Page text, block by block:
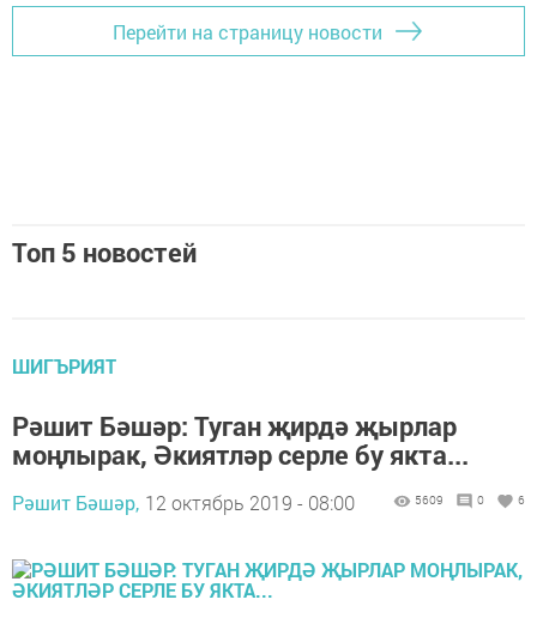
Перейти на страницу новости
Топ 5 новостей
ШИГЪРИЯТ
Рәшит Бәшәр: Туган җирдә җырлар
моңлырак, Әкиятләр серле бу якта...
Рәшит Бәшәр, 12 октябрь 2019 - 08:00 5609 0 6